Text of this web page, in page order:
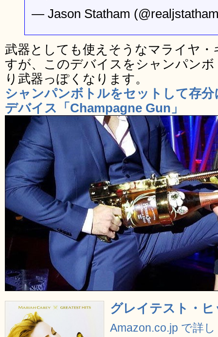
— Jason Statham
武器としても使えそうなマライヤ
すが、このデバイスをシャンパン
り武器っぽくなります。
シャンパンボトルをセットして存
デバイス「Champagne Gun」
グレイテスト・ヒ
Amazon.co.jp で詳